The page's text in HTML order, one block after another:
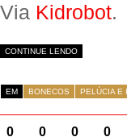
Via Kidrobot.
CONTINUE LENDO
EM BONECOS PELÚCIA E
0 0 0
0